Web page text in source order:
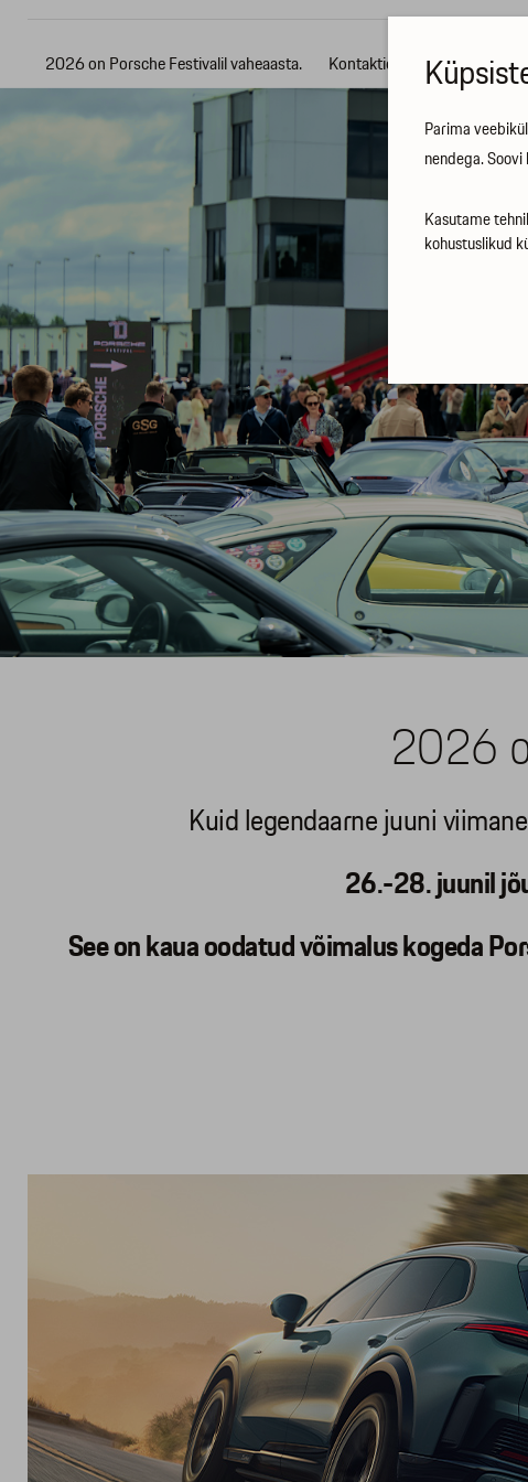
2026 on Porsche Festivalil vaheaasta. Kontaktid
2026
Kuid legendaarne juuni
26.-28. juunil
See on kaua oodatud võimalus kogeda
Parima
nendega.
Kasutame
kohustuslikud